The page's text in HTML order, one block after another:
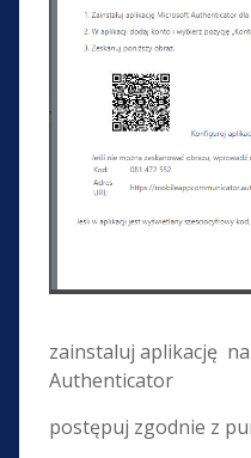
zainstaluj aplikację
Authenticator
postępuj zgodnie z